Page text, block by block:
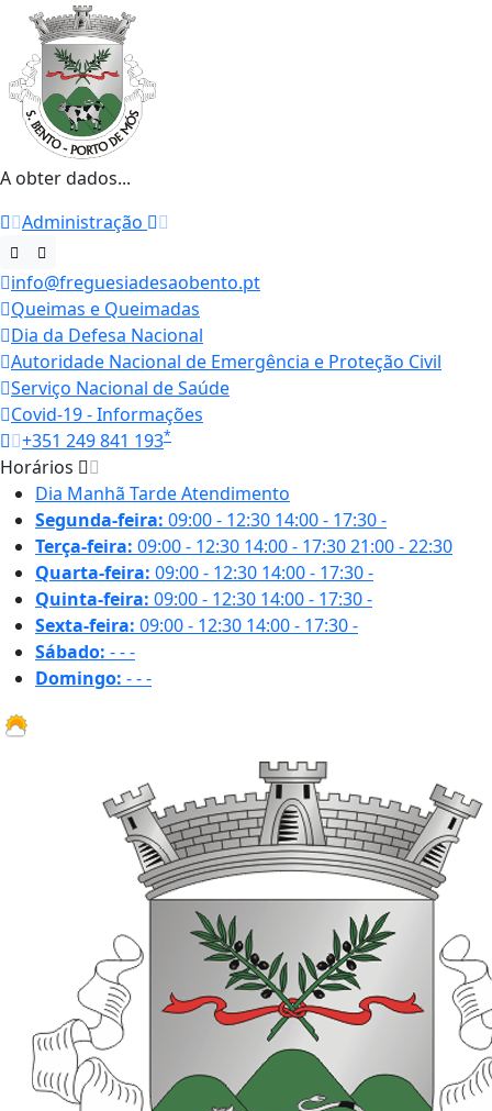
A obter dados...
Administração
info@freguesiadesaobento.pt
Queimas e Queimadas
Dia da Defesa Nacional
Autoridade Nacional de Emergência e Proteção Civil
Serviço Nacional de Saúde
Covid-19 - Informações
+351 249 841 193*
Horários
Dia Manhã TardeAtendimento
Segunda-feira: 09:00 - 12:30 14:00 - 17:30-
Terça-feira: 09:00 - 12:30 14:00 - 17:3021:00 - 22:30
Quarta-feira: 09:00 - 12:30 14:00 - 17:30-
Quinta-feira: 09:00 - 12:30 14:00 - 17:30-
Sexta-feira: 09:00 - 12:30 14:00 - 17:30-
Sábado: ---
Domingo: ---